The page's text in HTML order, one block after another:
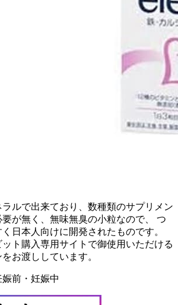
ルで出来ており、数種類のサプリメン
要が無く、無味無臭の小粒なので、 つ
日本人向けに開発されたものです。
ト購入専用サイトで御使用いただける
お渡ししています。
前・妊娠中